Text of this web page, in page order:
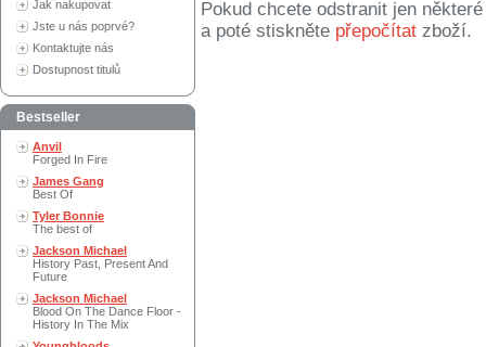
Jak nakupovat
Jste u nás poprvé?
Kontaktujte nás
Dostupnost titulů
Bestseller
Anvil
Forged In Fire
James Gang
Best Of
Tyler Bonnie
The best of
Jackson Michael
History Past, Present And
Future
Jackson Michael
Blood On The Dance Floor -
History In The Mix
Pokud chcete odstranit jen
a poté stiskněte přepočítat zboží.